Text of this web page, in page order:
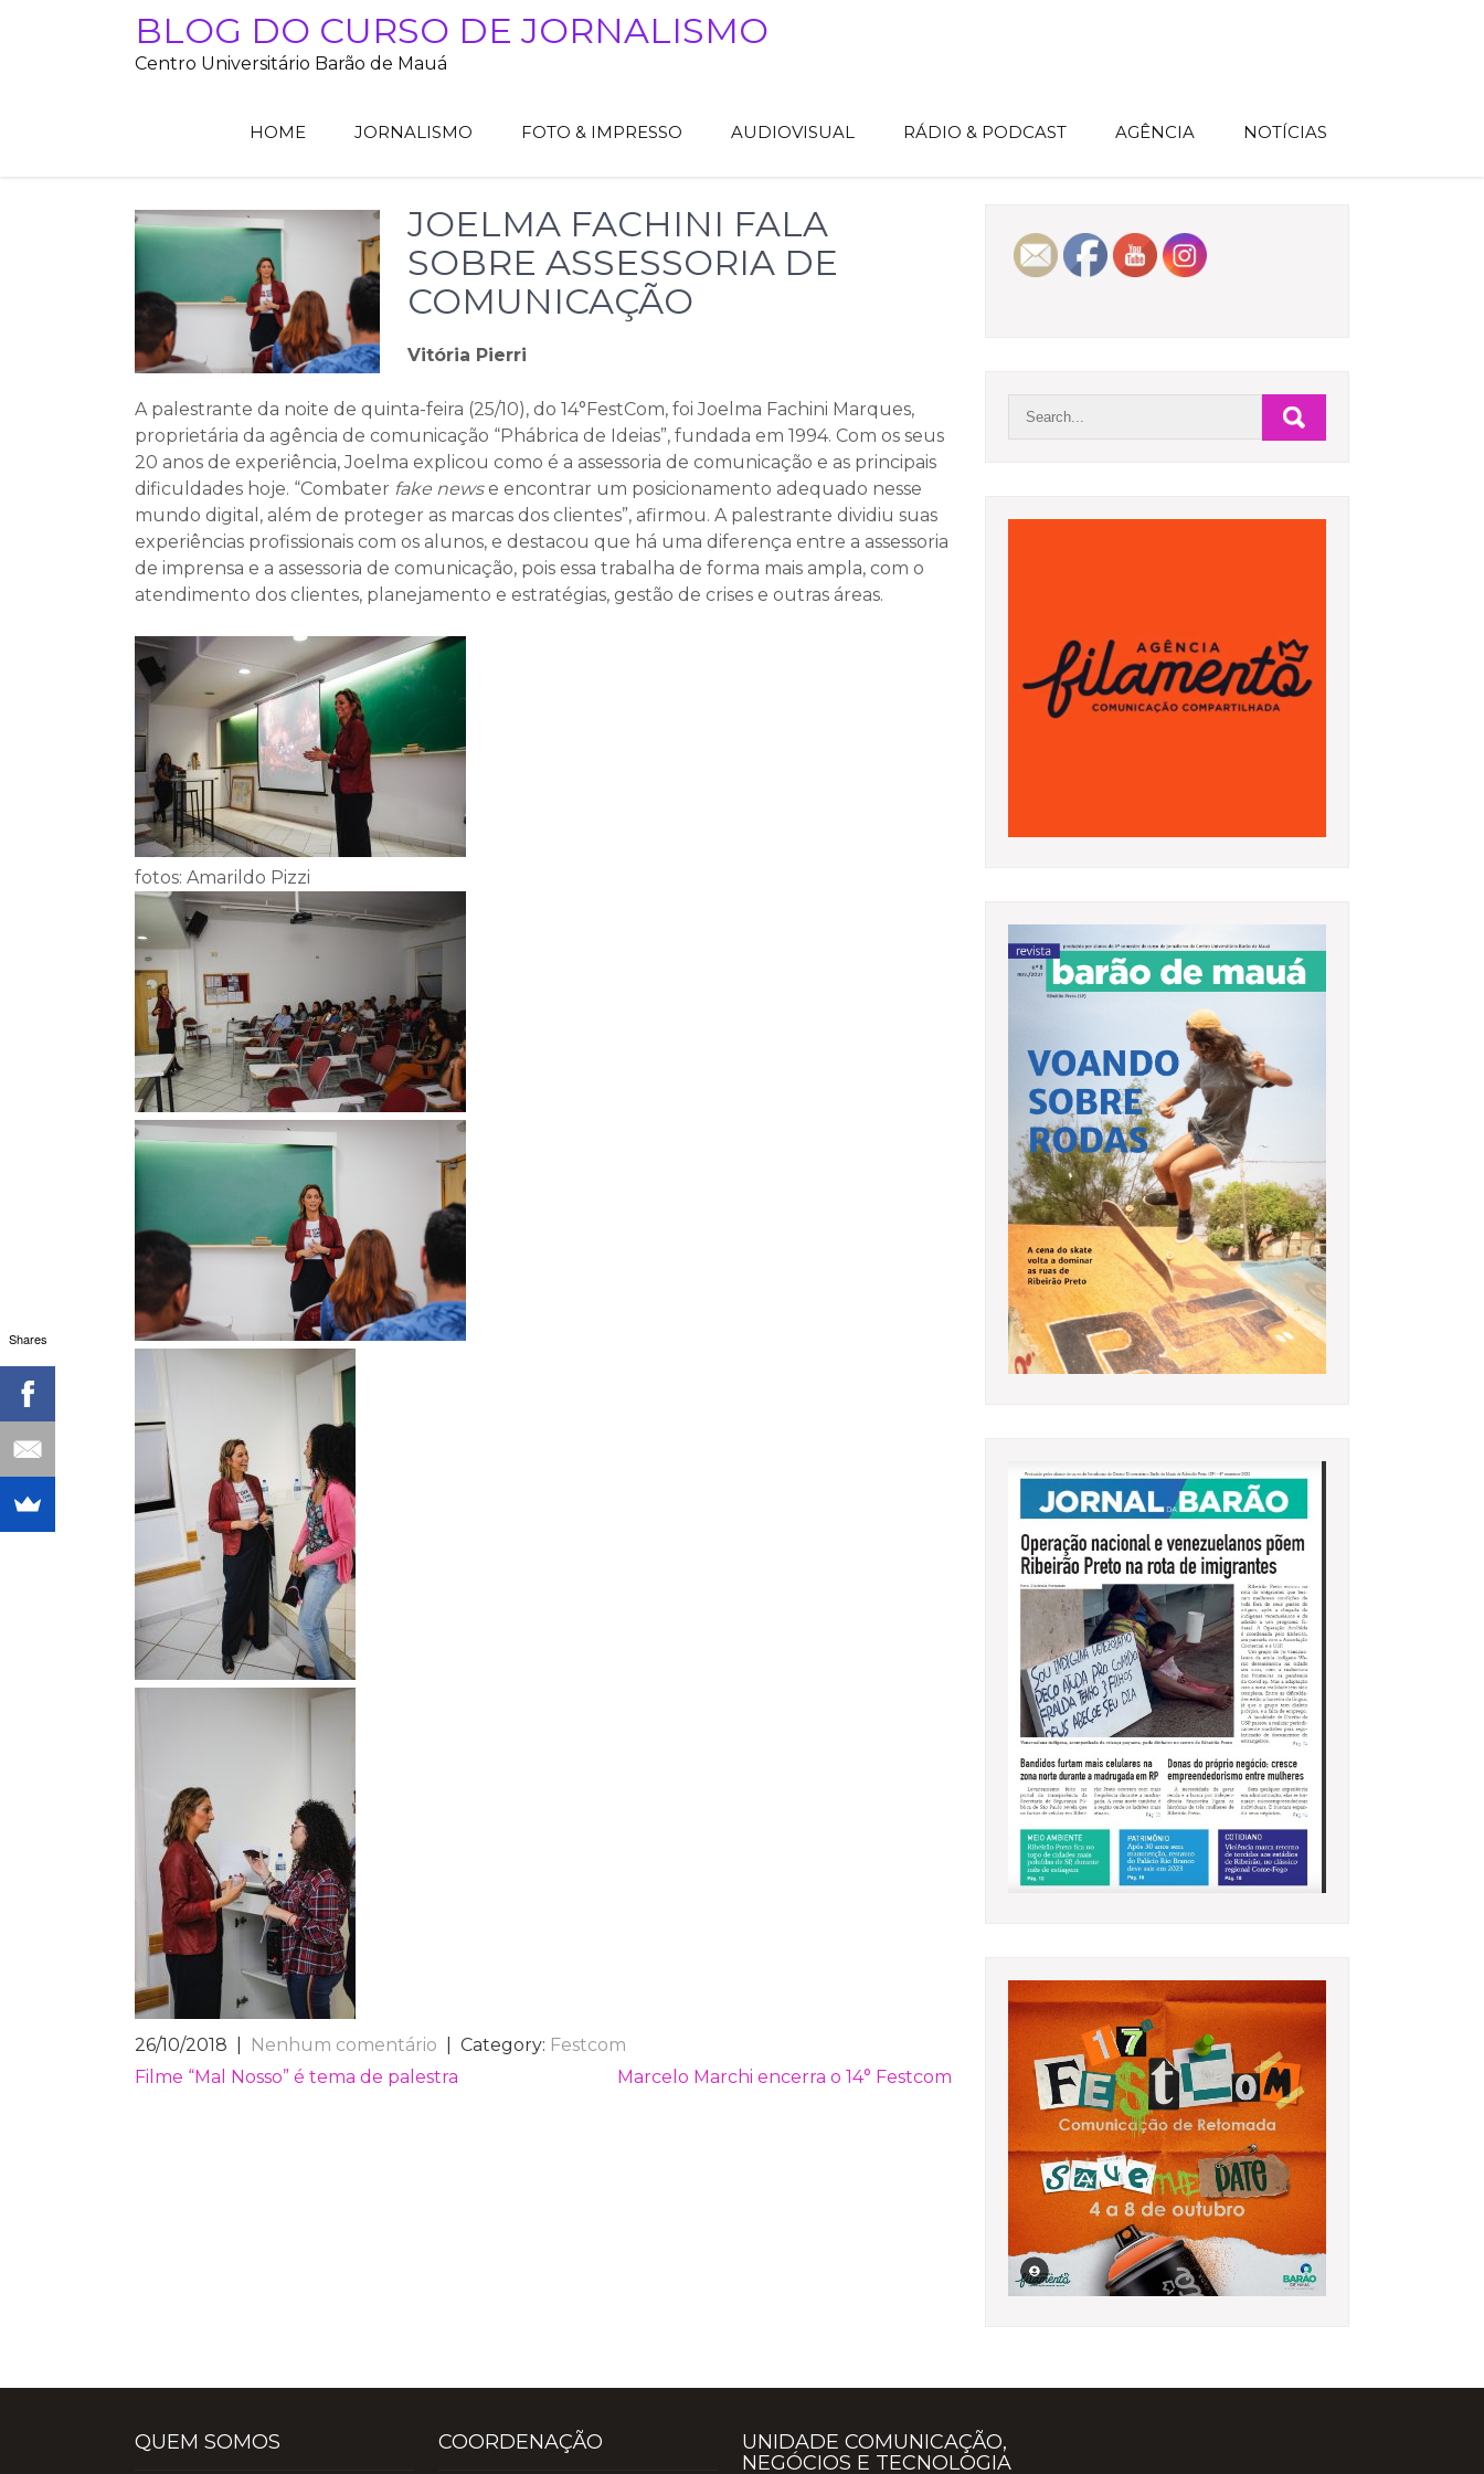
BLOG DO CURSO DE JORNALISMO
Centro Universitário Barão de Mauá
HOME JORNALISMO FOTO & IMPRESSO AUDIOVISUAL RÁDIO & PODCAST AGÊNCIA NOTÍCIAS
JOELMA FACHINI FALA
SOBRE ASSESSORIA DE
COMUNICAÇÃO
Vitória Pierri
A palestrante da noite de quinta-feira (25/10), do 14°FestCom, foi Joelma Fachini Marques,
proprietária da agência de comunicação “Phábrica de Ideias”, fundada em 1994. Com os seus
20 anos de experiência, Joelma explicou como é a assessoria de comunicação e as principais
dificuldades hoje. “Combater fake newse encontrar um posicionamento adequado nesse
mundo digital, além de proteger as marcas dos clientes”, afirmou. A palestrante dividiu suas
experiências profissionais com os alunos, e destacou que há uma diferença entre a assessoria
de imprensa e a assessoria de comunicação, pois essa trabalha de forma mais ampla, com o
atendimento dos clientes, planejamento e estratégias, gestão de crises e outras áreas.
fotos: Amarildo Pizzi
26/10/2018 Nenhum comentário | Category: Festcom
NAVEGAÇÃO
Filme “Mal Nosso” é tema de palestra Marcelo Marchi encerra o 14° Festcom
QUEM SOMOS COORDENAÇÃO
UNIDADE COMUNICAÇÃO,
NEGÓCIOS E TECNOLOGIA
Shares